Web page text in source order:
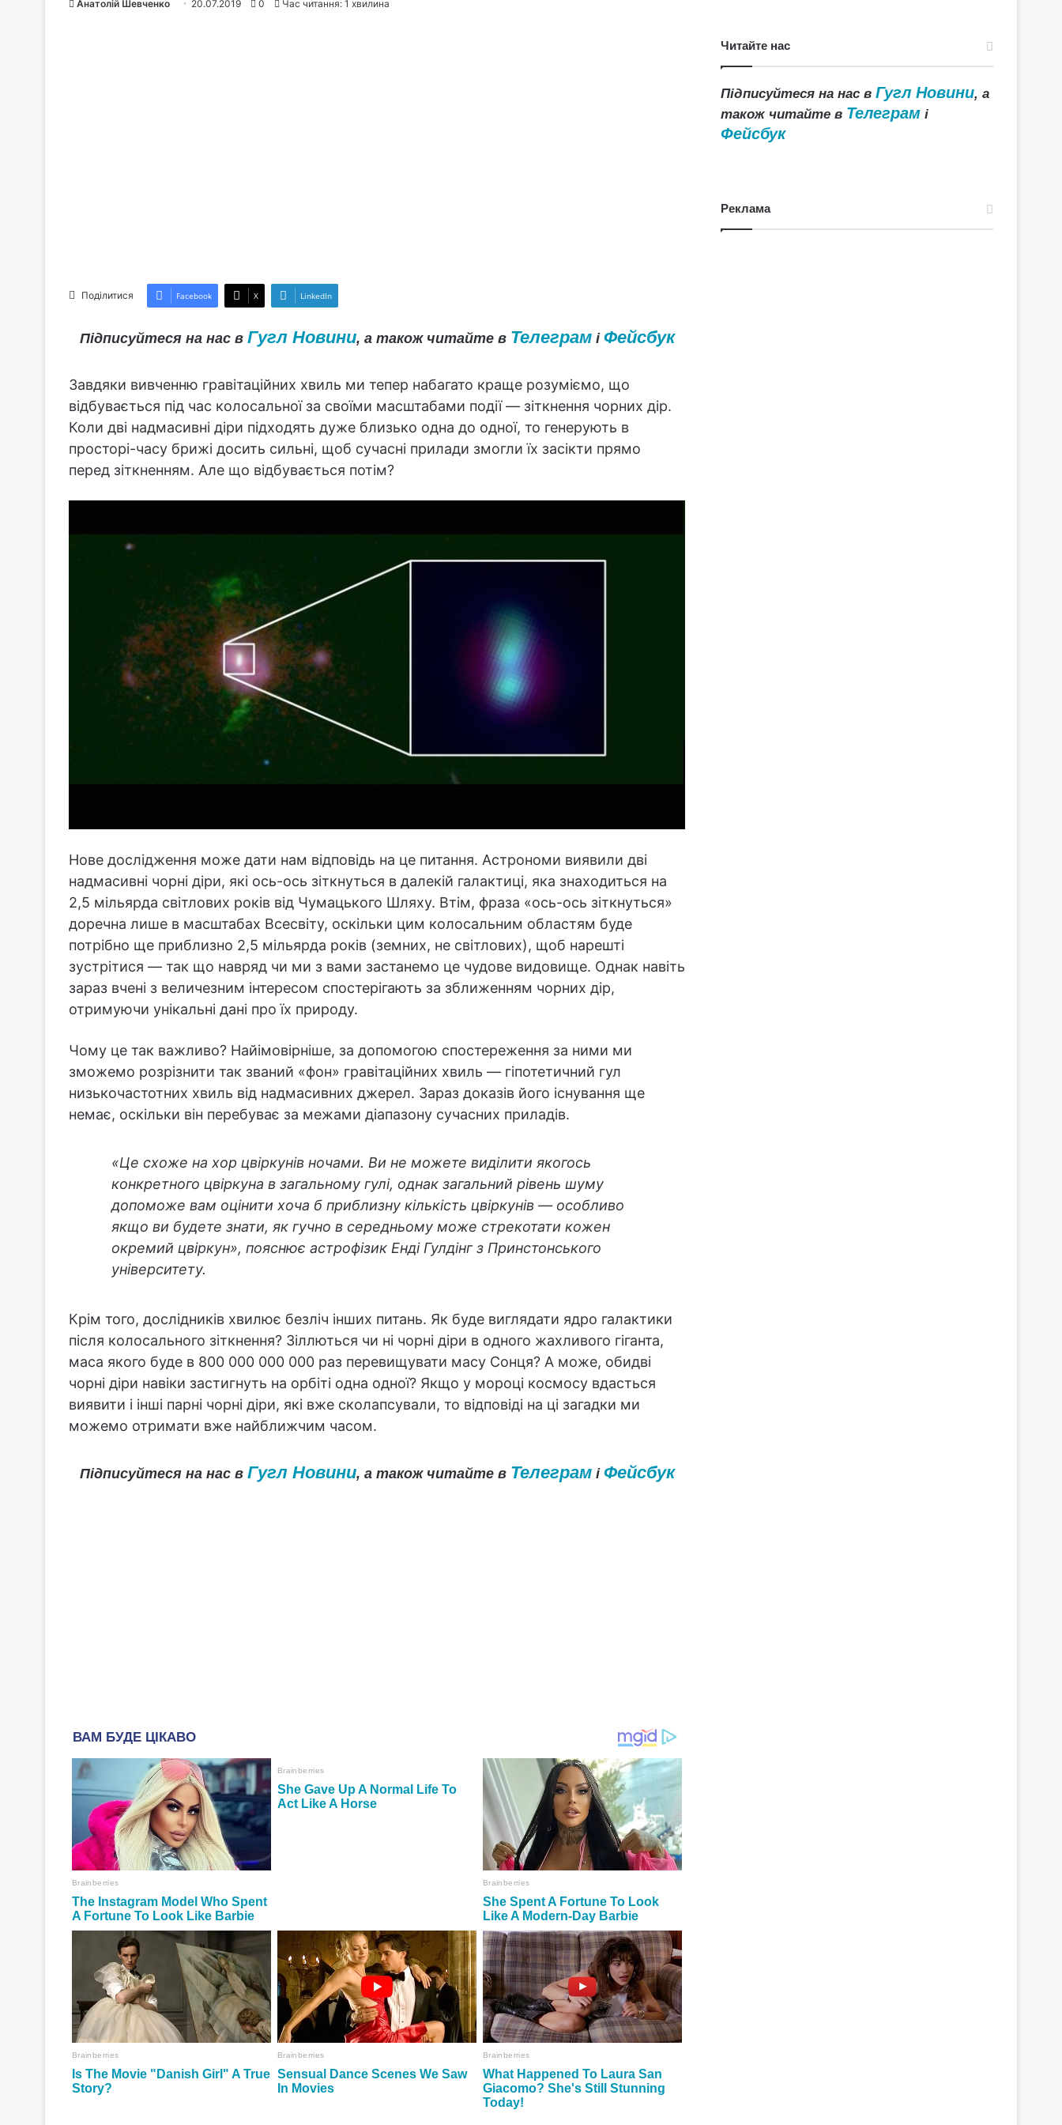
Анатолій Шевченко 20.07.2019 0 Час читання: 1 хвилина
Поділитися Facebook X LinkedIn
Підписуйтеся на нас в Гугл Новини, а також читайте в Телеграмі Фейсбук
Завдяки вивченню гравітаційних хвиль ми тепер набагато краще розуміємо, що
відбувається під час колосальної за своїми масштабами події — зіткнення чорних дір.
Коли дві надмасивні діри підходять дуже близько одна до одної, то генерують в
просторі-часу брижі досить сильні, щоб сучасні прилади змогли їх засікти прямо
перед зіткненням. Але що відбувається потім?
Нове дослідження може дати нам відповідь на це питання. Астрономи виявили дві
надмасивні чорні діри, які ось-ось зіткнуться в далекій галактиці, яка знаходиться на
2,5 мільярда світлових років від Чумацького Шляху. Втім, фраза «ось-ось зіткнуться»
доречна лише в масштабах Всесвіту, оскільки цим колосальним областям буде
потрібно ще приблизно 2,5 мільярда років (земних, не світлових), щоб нарешті
зустрітися — так що навряд чи ми з вами застанемо це чудове видовище. Однак навіть
зараз вчені з величезним інтересом спостерігають за зближенням чорних дір,
отримуючи унікальні дані про їх природу.
Чому це так важливо? Найімовірніше, за допомогою спостереження за ними ми
зможемо розрізнити так званий «фон» гравітаційних хвиль — гіпотетичний гул
низькочастотних хвиль від надмасивних джерел. Зараз доказів його існування ще
немає, оскільки він перебуває за межами діапазону сучасних приладів.
«Це схоже на хор цвіркунів ночами. Ви не можете виділити якогось
конкретного цвіркуна в загальному гулі, однак загальний рівень шуму
допоможе вам оцінити хоча б приблизну кількість цвіркунів — особливо
якщо ви будете знати, як гучно в середньому може стрекотати кожен
окремий цвіркун», пояснює астрофізик Енді Гулдінг з Принстонського
університету.
Крім того, дослідників хвилює безліч інших питань. Як буде виглядати ядро галактики
після колосального зіткнення? Зіллються чи ні чорні діри в одного жахливого гіганта,
маса якого буде в 800 000 000 000 раз перевищувати масу Сонця? А може, обидві
чорні діри навіки застигнуть на орбіті одна одної? Якщо у мороці космосу вдасться
виявити і інші парні чорні діри, які вже сколапсували, то відповіді на ці загадки ми
можемо отримати вже найближчим часом.
Підписуйтеся на нас в Гугл Новини, а також читайте в Телеграмі Фейсбук
Читайте нас
Підписуйтеся на нас вГугл Новини, а
також читайте в Телеграм і
Фейсбук
Реклама